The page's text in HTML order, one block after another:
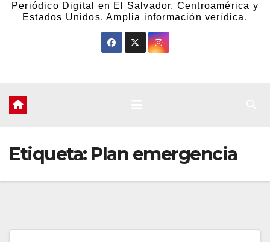
Periódico Digital en El Salvador, Centroamérica y
Estados Unidos. Amplia información verídica.
Etiqueta: Plan emergencia